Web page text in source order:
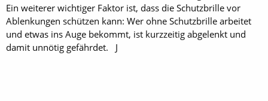
Ein weiterer wichtiger Faktor ist, dass die Schutzbrille vor
Ablenkungen schützen kann: Wer ohne Schutzbrille arbeitet
und etwas ins Auge bekommt, ist kurzzeitig abgelenkt und
damit unnötig gefährdet. J